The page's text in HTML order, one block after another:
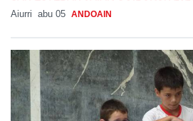
Aiurri abu 05 ANDOAIN